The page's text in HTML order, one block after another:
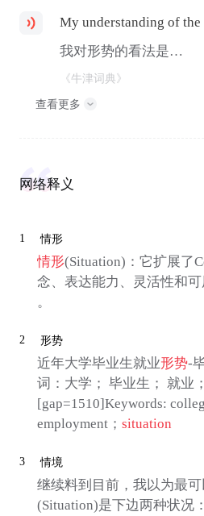
My understanding of the
我对形势的看法是…
《牛津词典》
查看更多
网络释义
1 情形
情形(Situation)：它扩展了
念、表达能力、灵活性和
。
2 形势
近年大学毕业生就业形势-
词：大学； 毕业生； 就业；
[gap=1510]Keywords:
employment； situation
3 情境
继续料到目前，我以为最
(Situation)是下边两种状况